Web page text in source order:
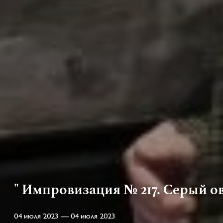
" Импровизация № 217. Серый
04 июля 2023 — 04 июля 2023